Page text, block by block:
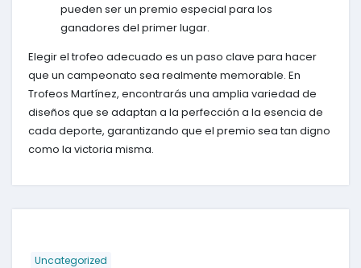
pueden ser un premio especial para los
ganadores del primer lugar.
Elegir el trofeo adecuado es un paso clave para hacer
que un campeonato sea realmente memorable. En
Trofeos Martínez, encontrarás una amplia variedad de
diseños que se adaptan a la perfección a la esencia de
cada deporte, garantizando que el premio sea tan digno
como la victoria misma.
Uncategorized